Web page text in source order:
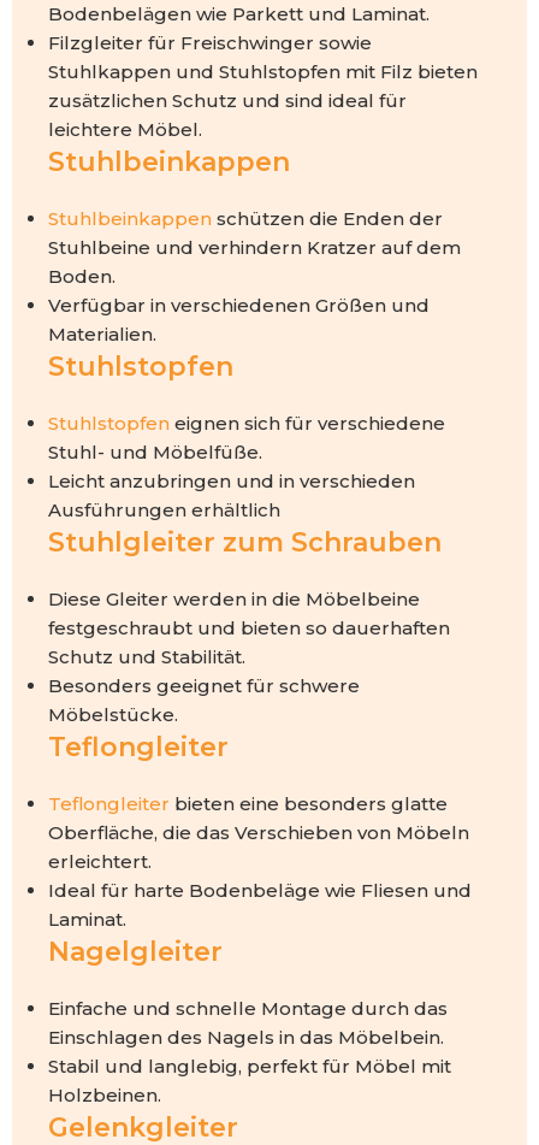
Bodenbelägen wie Parkett und Laminat.
Filzgleiter für Freischwinger sowie
Stuhlkappen und Stuhlstopfen mit Filz bieten
zusätzlichen Schutz und sind ideal für
leichtere Möbel.
Stuhlbeinkappen
Stuhlbeinkappen schützen die Enden der
Stuhlbeine und verhindern Kratzer auf dem
Boden.
Verfügbar in verschiedenen Größen und
Materialien.
Stuhlstopfen
Stuhlstopfen eignen sich für verschiedene
Stuhl- und Möbelfüße.
Leicht anzubringen und in verschieden
Ausführungen erhältlich
Stuhlgleiter zum Schrauben
Diese Gleiter werden in die Möbelbeine
festgeschraubt und bieten so dauerhaften
Schutz und Stabilität.
Besonders geeignet für schwere
Möbelstücke.
Teflongleiter
Teflongleiter bieten eine besonders glatte
Oberfläche, die das Verschieben von Möbeln
erleichtert.
Ideal für harte Bodenbeläge wie Fliesen und
Laminat.
Nagelgleiter
Einfache und schnelle Montage durch das
Einschlagen des Nagels in das Möbelbein.
Stabil und langlebig, perfekt für Möbel mit
Holzbeinen.
Gelenkgleiter